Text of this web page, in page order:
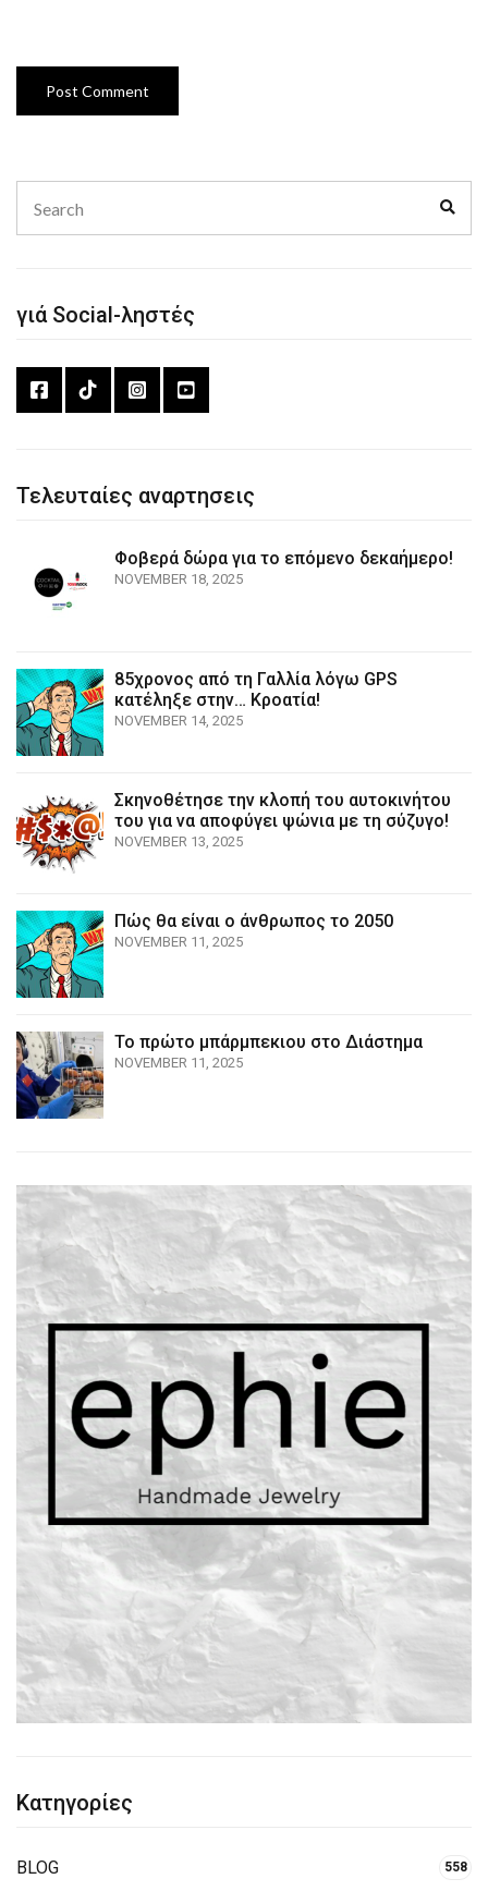
for:
γιά Social-ληστές
Τελευταίες αναρτησεις
Φοβερά δώρα για το επόμενο δεκαήμερο!
NOVEMBER 18, 2025
85χρονος από τη Γαλλία λόγω GPS
κατέληξε στην… Κροατία!
NOVEMBER 14, 2025
Σκηνοθέτησε την κλοπή του αυτοκινήτου
του για να αποφύγει ψώνια με τη σύζυγο!
NOVEMBER 13, 2025
Πώς θα είναι ο άνθρωπος το 2050
NOVEMBER 11, 2025
Το πρώτο μπάρμπεκιου στο Διάστημα
NOVEMBER 11, 2025
Κατηγορίες
BLOG 558